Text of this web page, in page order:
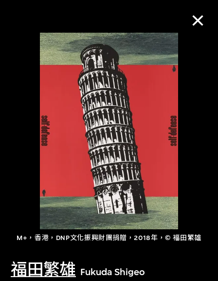
M+，香港，DNP文化振興財團捐贈，2018年，© 福田繁雄
福田繁雄 Fukuda Shigeo
M+藏品
進一步篩選
探索世界頂級的二十及二十一世紀視覺
文化藏品。